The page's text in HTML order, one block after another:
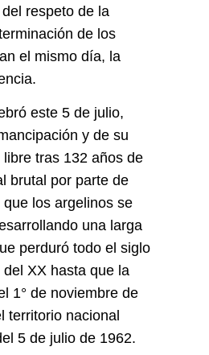
respeto de la
de los
el mismo día, la
este 5 de julio,
y de su
tras 132 años de
brutal por parte de
los argelinos se
una larga
perduró todo el siglo
XX hasta que la
1° de noviembre de
territorio nacional
5 de julio de 1962.